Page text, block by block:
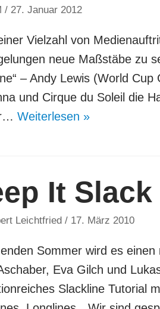
27. Januar 2012
Vielzahl von
neue Maßstäbe zu
– Andy Lewis (World
und Cirque du Soleil die
Weiterlesen »
It
Leichtfried 17. März 2010
Sommer wird es
Eva Gilch und
Slackline Tutorial